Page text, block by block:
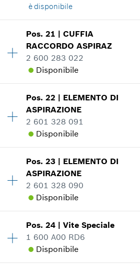
Aggiungere al
1,88 €*
*Inclusa IVA
Aggiungere al
è disponibile
Disponibilità 1
Gruppo prezzo:13
Informazioni parti di ricambio
Applicazione del ricambio
Mostrare nell'illustrazione
2,17 €*
Inclusa IVA
Pos.21 |CUFFIA
RACCORDO ASPIRAZ
2 600 283 022
Disponibile
Gruppo prezzo:33
Informazioni parti di ricambio
Applicazione del ricambio
33,88 €*
Pos.22 | ELEMENTO DI
ASPIRAZIONE
2 601 328 091
Disponibile
Disponibilità 1
Gruppo prezzo
Informazioni parti di ricambio
Applicazione del ricambio
Mostrare nell'illustrazione
Pos.23 | ELEMENTO DI
ASPIRAZIONE
2 601 328 090
Disponibile
Disponibilità 1
Gruppo prezzo:
Informazioni parti di ricambio
Applicazione del ricambio
Pos.24 |Vite Speciale
1 600 A00 RD6
Disponibile